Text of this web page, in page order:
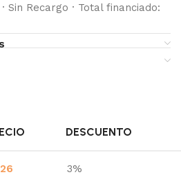
· Sin Recargo · Total financiado:
DESCUENTO
3%